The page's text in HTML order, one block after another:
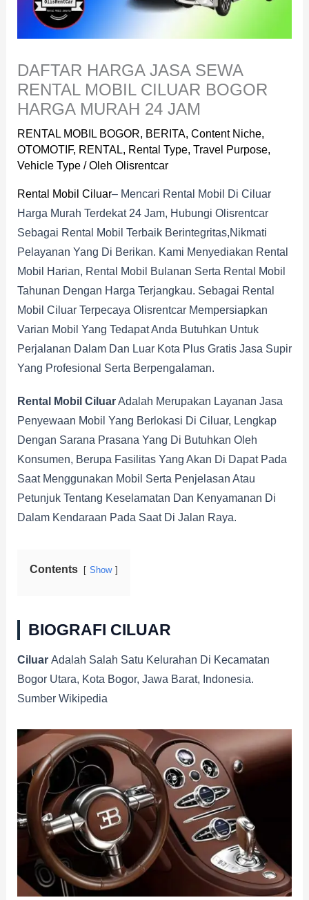
DAFTAR HARGA JASA SEWA
RENTAL MOBIL CILUAR BOGOR
HARGA MURAH 24 JAM
RENTAL MOBIL BOGOR, BERITA, Content Niche,
OTOMOTIF, RENTAL, Rental Type, Travel Purpose,
Vehicle Type/ Oleh Olisrentcar
Rental Mobil Ciluar– Mencari Rental Mobil Di Ciluar
Harga Murah Terdekat 24 Jam, Hubungi Olisrentcar
Sebagai Rental Mobil Terbaik Berintegritas,nikmati
Pelayanan Yang Di Berikan. Kami Menyediakan Rental
Mobil Harian, Rental Mobil Bulanan Serta Rental Mobil
Tahunan Dengan Harga Terjangkau. Sebagai Rental
Mobil Ciluar Terpecaya Olisrentcar Mempersiapkan
Varian Mobil Yang Tedapat Anda Butuhkan Untuk
Perjalanan Dalam Dan Luar Kota Plus Gratis Jasa Supir
Yang Profesional Serta Berpengalaman.
Rental Mobil CiluarAdalah Merupakan Layanan Jasa
Penyewaan Mobil Yang Berlokasi Di Ciluar, Lengkap
Dengan Sarana Prasana Yang Di Butuhkan Oleh
Konsumen, Berupa Fasilitas Yang Akan Di Dapat Pada
Saat Menggunakan Mobil Serta Penjelasan Atau
Petunjuk Tentang Keselamatan Dan Kenyamanan Di
Dalam Kendaraan Pada Saat Di Jalan Raya.
Contents Show
BIOGRAFI CILUAR
CiluarAdalah Salah Satu Kelurahan Di Kecamatan
Bogor Utara, Kota Bogor, Jawa Barat, Indonesia.
Sumber Wikipedia